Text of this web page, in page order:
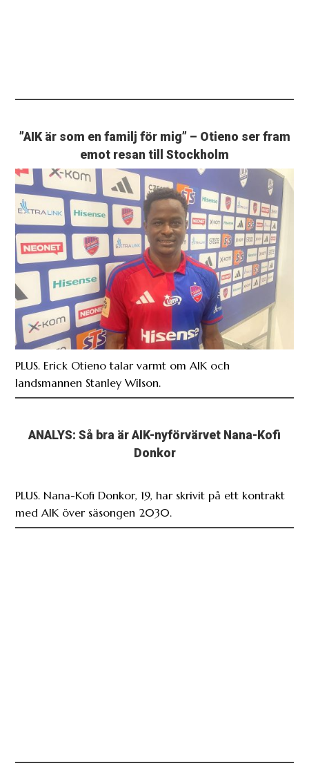
”AIK är som en familj för mig” – Otieno ser fram
emot resan till Stockholm
PLUS. Erick Otieno talar varmt om AIK och
landsmannen Stanley Wilson.
ANALYS: Så bra är AIK-nyförvärvet Nana-Kofi
Donkor
PLUS. Nana-Kofi Donkor, 19, har skrivit på ett kontrakt
med AIK över säsongen 2030.